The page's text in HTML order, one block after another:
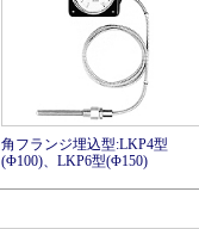
角フランジ埋込型:LKP4型
(Φ100)、LKP6型(Φ150)